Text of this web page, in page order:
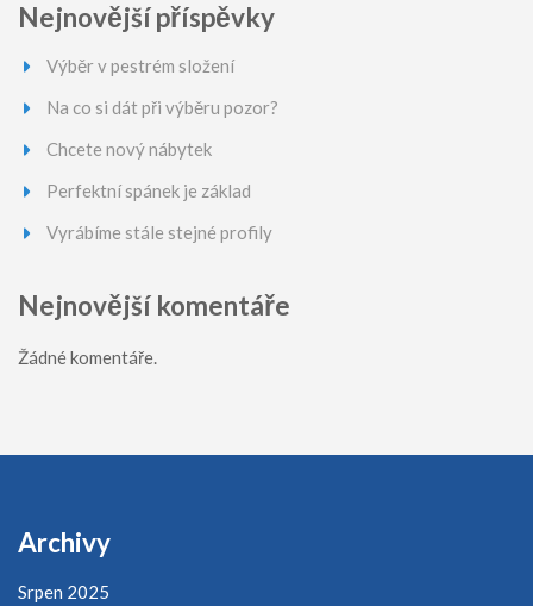
Nejnovější příspěvky
Výběr v pestrém složení
Na co si dát při výběru pozor?
Chcete nový nábytek
Perfektní spánek je základ
Vyrábíme stále stejné profily
Nejnovější komentáře
Žádné komentáře.
Archivy
Srpen 2025